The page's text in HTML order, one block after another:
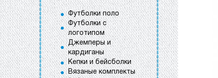
Футболки поло
Футболки с
логотипом
Джемперы и
кардиганы
Кепки и бейсболки
Вязаные комплекты